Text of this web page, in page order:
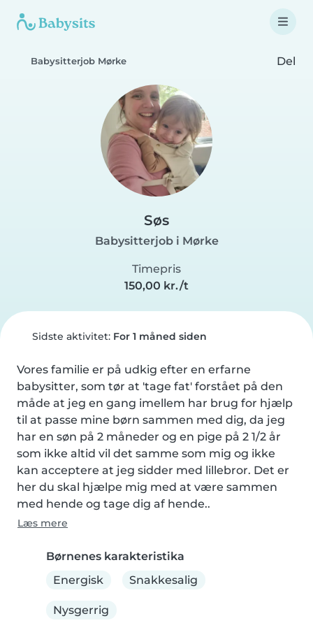
Babysitterjob Mørke Del
Søs
Babysitterjob i Mørke
Timepris
150,00 kr./t
Sidste aktivitet: For 1 måned siden
Vores familie er på udkig efter en erfarne
babysitter, som tør at 'tage fat' forstået på den
måde at jeg en gang imellem har brug for hjælp
til at passe mine børn sammen med dig, da jeg
har en søn på 2 måneder og en pige på 2 1/2 år
som ikke altid vil det samme som mig og ikke
kan acceptere at jeg sidder med lillebror. Det er
her du skal hjælpe mig med at være sammen
med hende og tage dig af hende..
Læs mere
Børnenes karakteristika
Energisk
Snakkesalig
Nysgerrig